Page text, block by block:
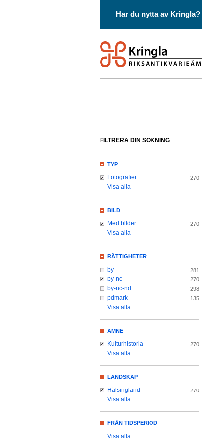
Har du nytta av Kringla?
FILTRERA DIN SÖKNING
TYP
Fotografier 270
Visa alla
BILD
Med bilder 270
Visa alla
RÄTTIGHETER
by 281
by-nc 270
by-nc-nd 298
pdmark 135
Visa alla
ÄMNE
Kulturhistoria 270
Visa alla
LANDSKAP
Hälsingland 270
Visa alla
FRÅN TIDSPERIOD
Visa alla